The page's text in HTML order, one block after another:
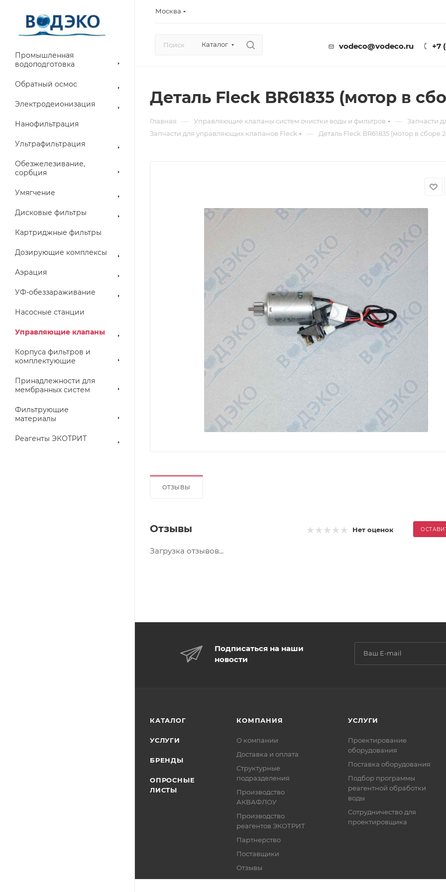
Москва
Каталог vodeco@vodeco.ru +7
Промышленная
водоподготовка
Обратный осмос
Электродеионизация
Нанофильтрация
Ультрафильтрация
Обезжелезивание,
сорбция
Умягчение
Дисковые фильтры
Картриджные фильтры
Дозирующие комплексы
Аэрация
УФ-обеззараживание
Насосные станции
Управляющие клапаны
Корпуса фильтров и
комплектующие
Принадлежности для
мембранных систем
Фильтрующие
материалы
Реагенты ЭКОТРИТ
Деталь Fleck BR61835 (мотор в
Главная — Управляющие клапаны систем очистки воды и фильтров — Запчасти
Запчасти для управляющих клапанов Fleck — Деталь Fleck BR61835 (мотор в сборе
ОТЗЫВЫ
Отзывы Нет оценок
Загрузка отзывов...
Подписаться на наши
новости
КАТАЛОГ
УСЛУГИ
БРЕНДЫ
ОПРОСНЫЕ
ЛИСТЫ
КОМПАНИЯ
О компании
Доставка и оплата
Структурные
подразделения
Производство
АКВАФЛОУ
Производство
реагентов ЭКОТРИТ
Партнерство
Поставщики
Отзывы
Реквизиты
УСЛУГИ
Проектирование
оборудования
Поставка оборудования
Подбор программы
реагентной обработки
воды
Сотрудничество для
проектировщика